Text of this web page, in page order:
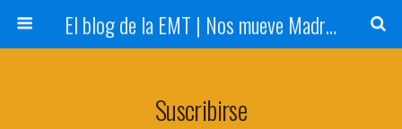
El blog de la EMT | Nos mueve Madrid
Suscribirse